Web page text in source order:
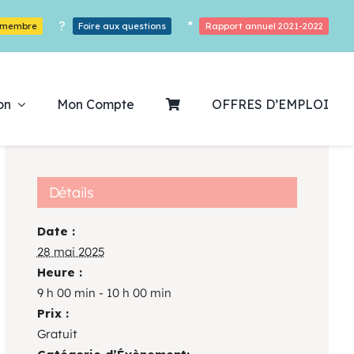
? Foire aux questions * Rapport annuel 2021-2022
notre
Des Heures De Plaisirs!
Mon Compte OFFRES D’EMPLOI
Détails
Date :
28 mai 2025
Heure :
9 h 00 min - 10 h 00 min
Prix :
Gratuit